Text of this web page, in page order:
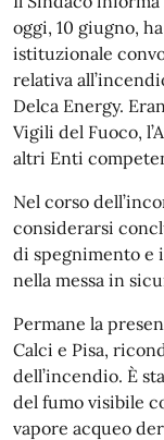
oggi, 10 giugno,
istituzionale
relativa
Delca Energy.
Vigili del Fuoco,
altri Enti
Nel corso
considerarsi
di spegnimento e
nella messa in
Permane la
Calci e Pisa,
dell’incendio. È
del fumo visibile
vapore acqueo